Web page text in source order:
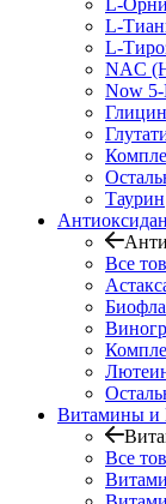
L-
L-
L-
NAC
Now 5-
Глицин
Таурин
Все
Витамины и
Все